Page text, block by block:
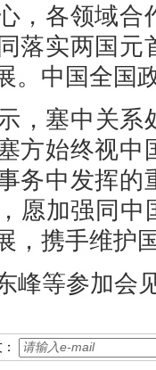
，各领域合
落实两国
。中国全国
，塞中关系
方始终视中
务中发挥的
愿加强同中
，携手维护
峰等参加会